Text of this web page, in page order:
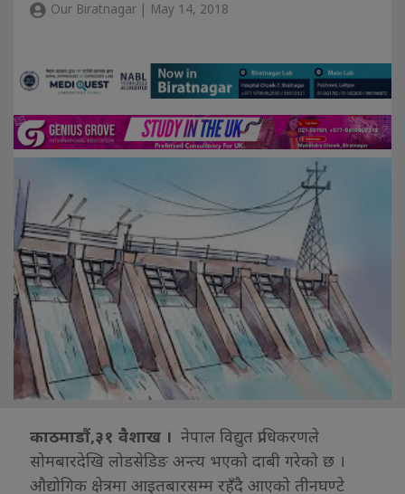
Our Biratnagar | May 14, 2018
काठमाडौं,३१ वैशाख । नेपाल विद्युत प्राधिकरणले
सोमबारदेखि लोडसेडिङ अन्त्य भएको दाबी गरेको छ ।
औद्योगिक क्षेत्रमा आइतबारसम्म रहँदै आएको तीनघण्टे